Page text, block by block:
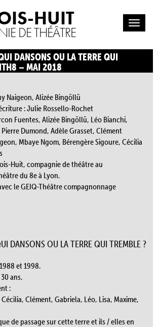
HUIT
DE THÉÂTRE
DANSONS OU LA TERRE QUI
– MAI 2018
Naigeon, Alizée Bingöllü
: Julie Rossello-Rochet
Fuentes, Alizée Bingöllü, Léo Bianchi,
Dumond, Adèle Grasset, Clément
Mbaye Ngom, Bérengère Sigoure, Cécilia
Huit, compagnie de théâtre au
du 8e à Lyon.
le GEIQ-Théâtre compagnonnage
DANSONS OU LA TERRE QUI TREMBLE ?
et 1998.
ans.
:
Clément, Gabriela, Léo, Lisa, Maxime,
de passage sur cette terre et ils / elles en